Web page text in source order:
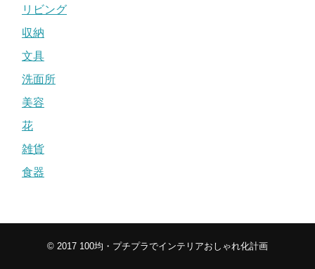
リビング
収納
文具
洗面所
美容
花
雑貨
食器
© 2017 100均・プチプラでインテリアおしゃれ化計画